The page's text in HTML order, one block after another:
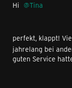
Hi Tina
perfekt, klappt!
jahrelang bei
guten Service